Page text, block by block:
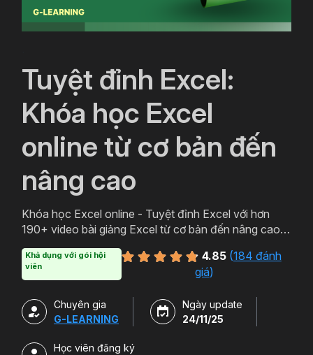
Tuyệt đỉnh Excel:
Khóa học Excel
online từ cơ bản đến
nâng cao
Khóa học Excel online - Tuyệt đỉnh Excel với hơn
190+ video bài giảng Excel từ cơ bản đến nâng cao
phát triển tư duy tổ chức dữ liệu Excel, xây dựng báo
cáo trên Excel.
Khả dụng với gói hội
viên
4.85(184 đánh
giá)
Chuyên gia
G-LEARNING
Ngày update
24/11/25
Học viên đăng ký